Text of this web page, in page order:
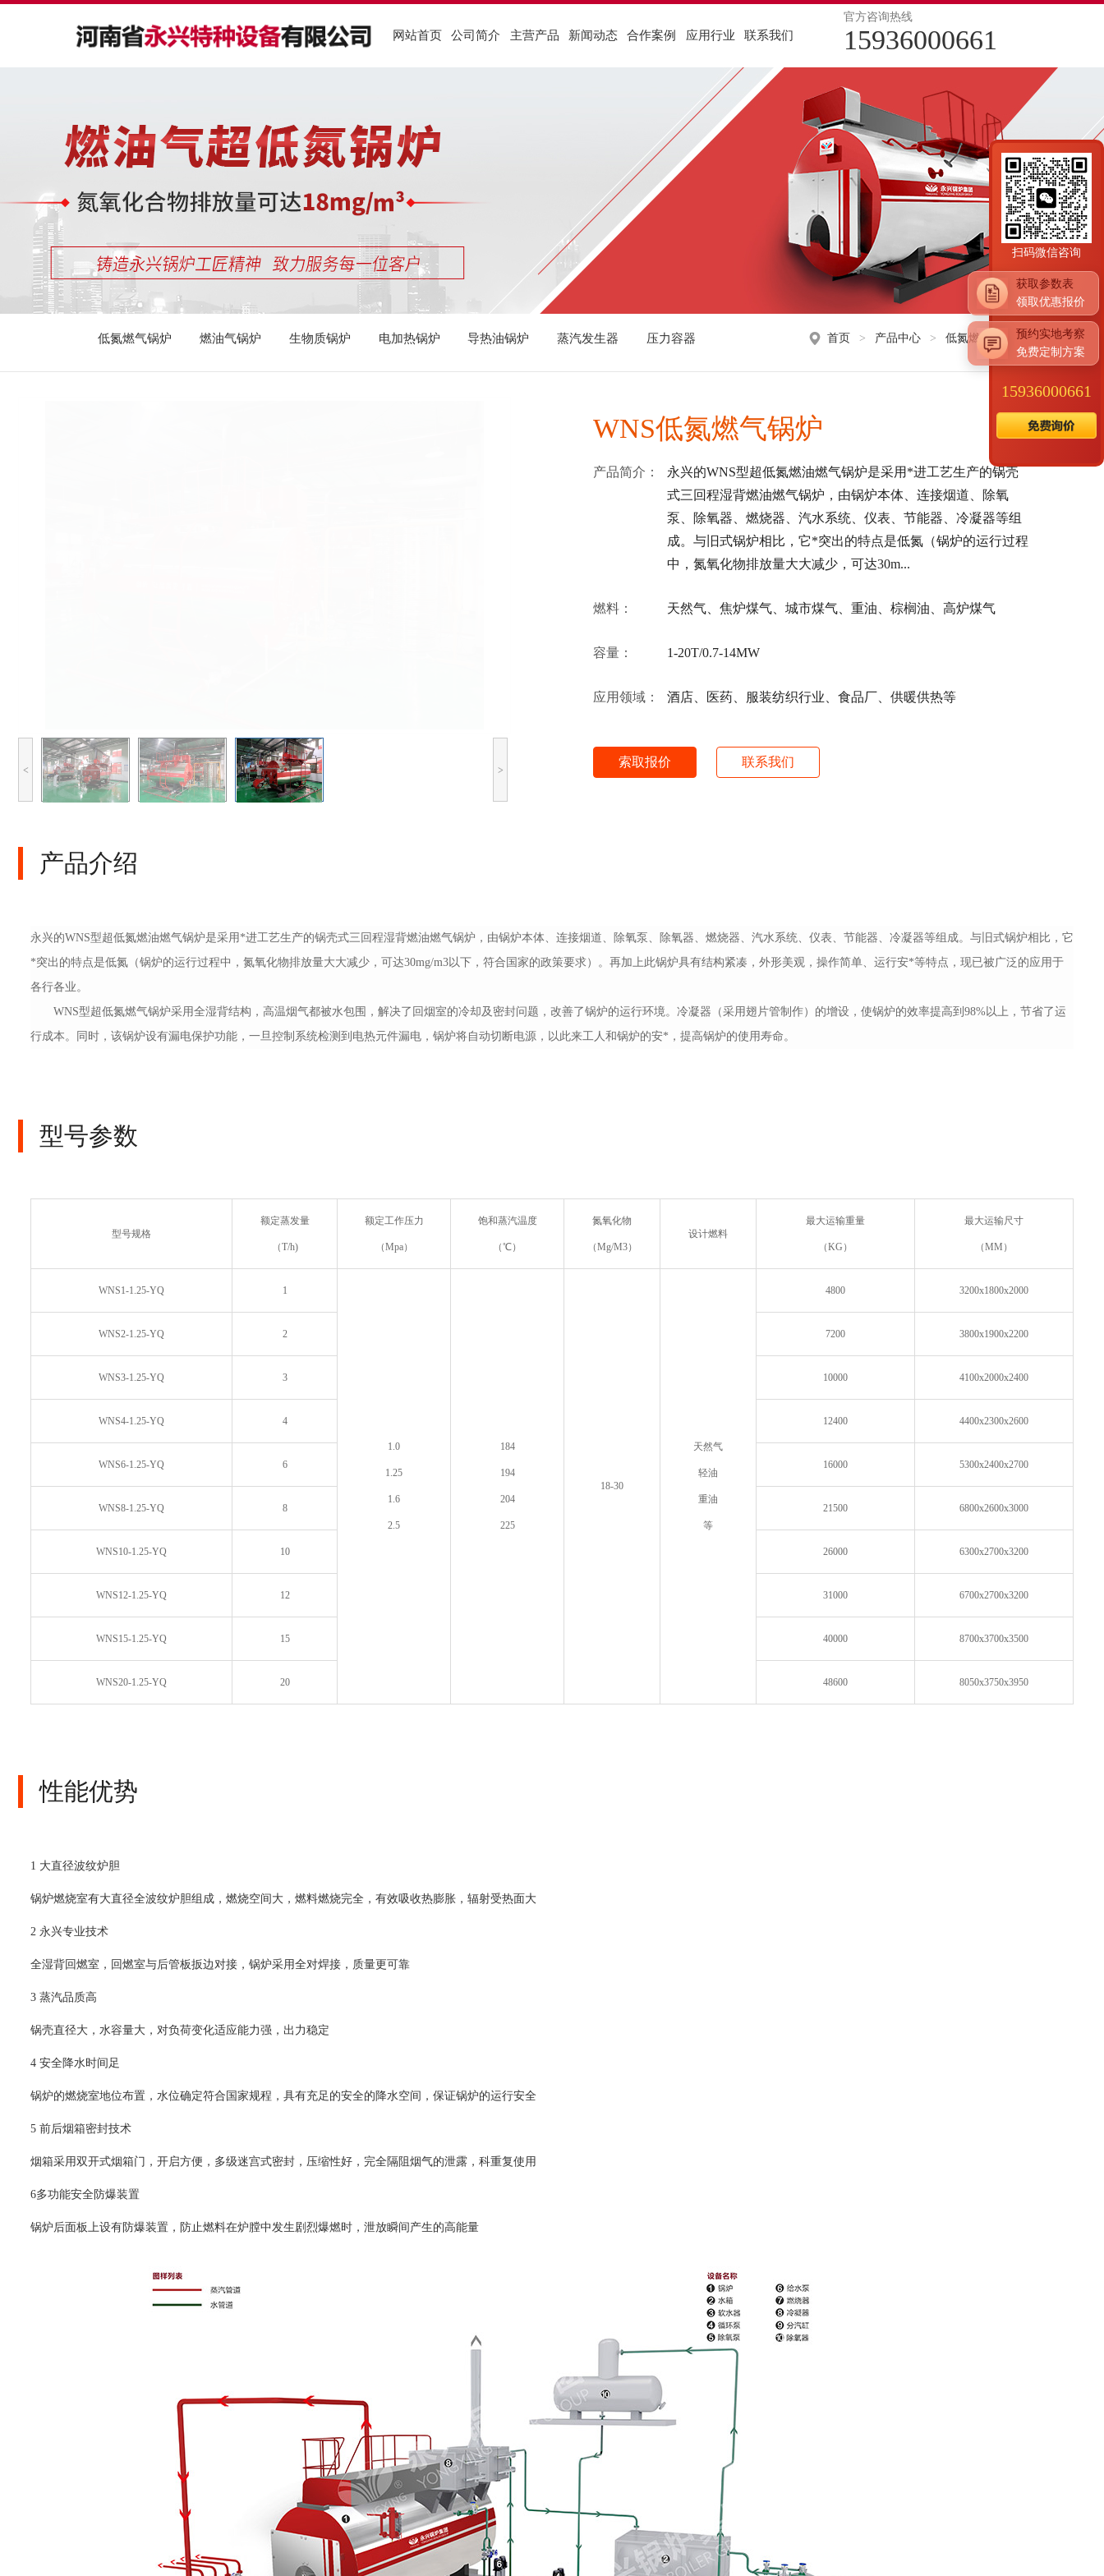
网站首页 公司简介
关于我们
质量监督检验检疫总局定点的*级锅炉和A2级压力容器的
修资质的企业。
查看详情
企业文化
组织架构
服务支持
主营产品
公司主要从事燃油燃气锅炉、生物质锅炉、导热油锅炉、
售与安装，产品覆盖八大种类、23个系列和240多种型
查看详情
燃油气锅炉 电加热锅炉
蒸汽发生器
新闻动态
新闻资讯
以质量为己任、以品质求生存、以诚信谋发展是我公司一
贯的经营宗旨；诚信对待每一位客户的合作和终身技术服
务是我公司长期不变的承诺。
查看详情
行业新闻
合作案例
公司主要从事燃油燃气锅炉、生物质锅炉、导热油锅炉、
售与安装，产品覆盖八大种类、23个系列和240多种型
查看详情
低氮冷凝锅炉案例 真空热水锅炉案例 导热油锅炉案例
生物质锅炉案例
应用行业
公司主要从事燃油燃气锅炉、生物质锅炉、导热油锅炉、
售与安装，产品覆盖八大种类、23个系列和240多种型
查看详情
供热行业 食品行业 医药行业
冶矿产业
橡胶行业
建材行业
联系我们
官方咨询热线
15936000661
低氮燃气锅炉 燃油气锅炉 生物质锅炉 电加热锅炉 导热油锅炉 蒸汽发生器 压力容器 首页 > 产品中心 > 低氮燃气锅炉
< >
WNS低氮燃气锅炉
产品简介：
永兴的WNS型超低氮燃油燃气锅炉是采用*进工艺生产的锅壳
式三回程湿背燃油燃气锅炉，由锅炉本体、连接烟道、除氧
泵、除氧器、燃烧器、汽水系统、仪表、节能器、冷凝器等组
成。与旧式锅炉相比，它*突出的特点是低氮（锅炉的运行过程
中，氮氧化物排放量大大减少，可达30m...
燃料： 天然气、焦炉煤气、城市煤气、重油、棕榈油、高炉煤气
容量： 1-20T/0.7-14MW
应用领域： 酒店、医药、服装纺织行业、食品厂、供暖供热等
索取报价 联系我们
产品介绍
永兴的WNS型超低氮燃油燃气锅炉是采用*进工艺生产的锅壳式三回程湿背燃油燃气锅炉，由锅炉本体、连接烟道、除氧泵、除氧器、燃烧器、汽水系统、仪表、节能器、冷凝器等组成。与旧式锅炉相比，它
*突出的特点是低氮（锅炉的运行过程中，氮氧化物排放量大大减少，可达30mg/m3以下，符合国家的政策要求）。再加上此锅炉具有结构紧凑，外形美观，操作简单、运行安*等特点，现已被广泛的应用于
各行各业。
WNS型超低氮燃气锅炉采用全湿背结构，高温烟气都被水包围，解决了回烟室的冷却及密封问题，改善了锅炉的运行环境。冷凝器（采用翅片管制作）的增设，使锅炉的效率提高到98%以上，节省了运
行成本。同时，该锅炉设有漏电保护功能，一旦控制系统检测到电热元件漏电，锅炉将自动切断电源，以此来工人和锅炉的安*，提高锅炉的使用寿命。
型号参数
型号规格
额定蒸发量
（T/h)
额定工作压力
（Mpa）
饱和蒸汽温度
（℃）
氮氧化物
（Mg/M3）
设计燃料
最大运输重量
（KG）
最大运输尺寸
（MM）
WNS1-1.25-YQ 1
1.0
1.25
1.6
2.5
184
194
204
225
18-30
天然气
轻油
重油
等
4800 3200x1800x2000
WNS2-1.25-YQ 2 7200 3800x1900x2200
WNS3-1.25-YQ 3 10000 4100x2000x2400
WNS4-1.25-YQ 4 12400 4400x2300x2600
WNS6-1.25-YQ 6 16000 5300x2400x2700
WNS8-1.25-YQ 8 21500 6800x2600x3000
WNS10-1.25-YQ 10 26000 6300x2700x3200
WNS12-1.25-YQ 12 31000 6700x2700x3200
WNS15-1.25-YQ 15 40000 8700x3700x3500
WNS20-1.25-YQ 20 48600 8050x3750x3950
性能优势
1 大直径波纹炉胆
锅炉燃烧室有大直径全波纹炉胆组成，燃烧空间大，燃料燃烧完全，有效吸收热膨胀，辐射受热面大
2 永兴专业技术
全湿背回燃室，回燃室与后管板扳边对接，锅炉采用全对焊接，质量更可靠
3 蒸汽品质高
锅壳直径大，水容量大，对负荷变化适应能力强，出力稳定
4 安全降水时间足
锅炉的燃烧室地位布置，水位确定符合国家规程，具有充足的安全的降水空间，保证锅炉的运行安全
5 前后烟箱密封技术
烟箱采用双开式烟箱门，开启方便，多级迷宫式密封，压缩性好，完全隔阻烟气的泄露，科重复使用
6多功能安全防爆装置
锅炉后面板上设有防爆装置，防止燃料在炉膛中发生剧烈爆燃时，泄放瞬间产生的高能量
扫码微信咨询
获取参数表
领取优惠报价
预约实地考察
免费定制方案
15936000661